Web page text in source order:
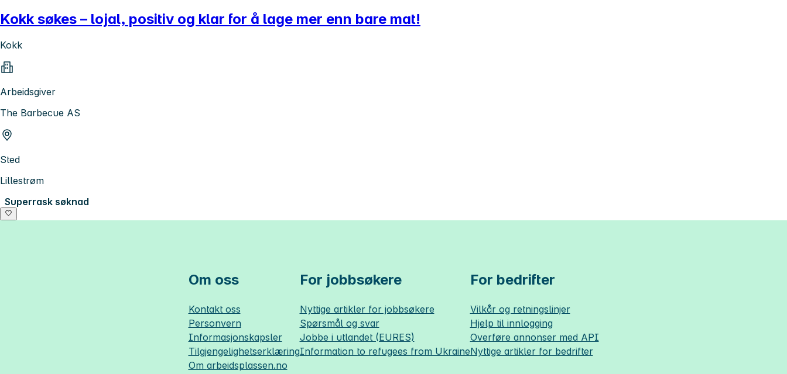
Kokk søkes – lojal, positiv og klar for å lage mer enn bare mat!
Kokk
Arbeidsgiver
The Barbecue AS
Sted
Lillestrøm
Superrask søknad
Om oss
Kontakt oss
Personvern
Informasjonskapsler
Tilgjengelighetserklæring
Om arbeidsplassen.no
For jobbsøkere
Nyttige artikler for jobbsøkere
Spørsmål og svar
Jobbe i utlandet (EURES)
Information to refugees from Ukraine
For bedrifter
Vilkår og retningslinjer
Hjelp til innlogging
Overføre annonser med API
Nyttige artikler for bedrifter